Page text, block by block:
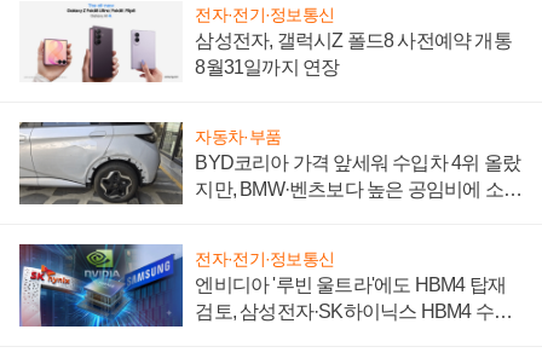
전자·전기·정보통신
삼성전자, 갤럭시Z 폴드8 사전예약 개통
8월31일까지 연장
자동차·부품
BYD코리아 가격 앞세워 수입차 4위 올랐
지만, BMW·벤츠보다 높은 공임비에 소비
전자·전기·정보통신
엔비디아 '루빈 울트라'에도 HBM4 탑재
검토, 삼성전자·SK하이닉스 HBM4 수율